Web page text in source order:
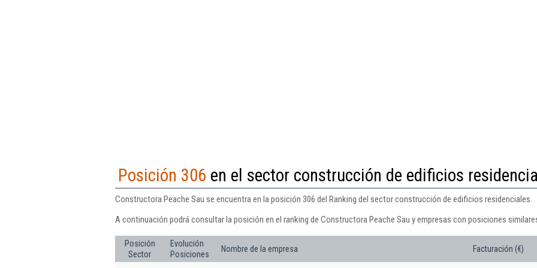
Posición 306 en el sector construcción de edificios
Constructora Peache Sau se encuentra en la posición 306 del Ranking del sector construcción de edificios residenciales.
A continuación podrá consultar la posición en el ranking de Constructora Peache Sau y empresas con posiciones
Posición
Sector
Evolución
Posiciones
Nombre de la empresa Facturación (€)